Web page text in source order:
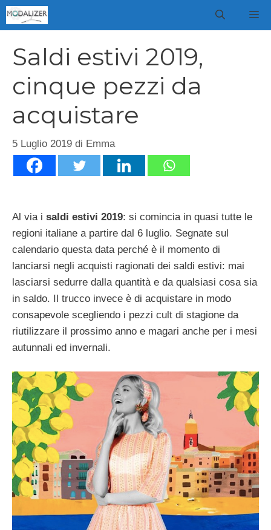
Vai
al
Saldi estivi 2019,
cinque pezzi da
acquistare
5 Luglio 2019 di Emma
Al via i saldi estivi 2019: si comincia in quasi tutte le
regioni italiane a partire dal 6 luglio. Segnate sul
calendario questa data perché è il momento di
lanciarsi negli acquisti ragionati dei saldi estivi: mai
lasciarsi sedurre dalla quantità e da qualsiasi cosa sia
in saldo. Il trucco invece è di acquistare in modo
consapevole scegliendo i pezzi cult di stagione da
riutilizzare il prossimo anno e magari anche per i mesi
autunnali ed invernali.